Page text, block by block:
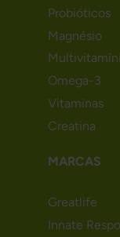
Probióticos
Magnésio
Omega-3
Vitaminas
Creatina
MARCAS
Greatlife
Innate